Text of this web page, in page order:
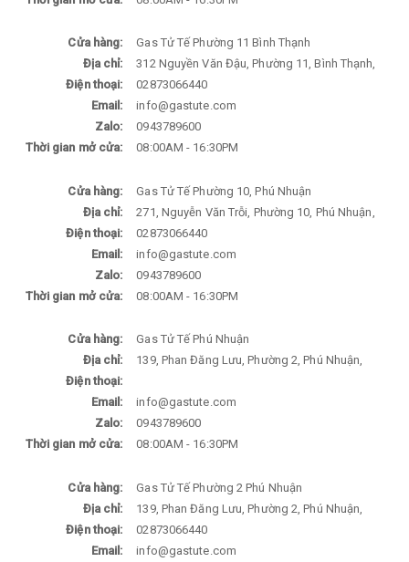
Cửa hàng:
Gas Tử Tế Phường 11 Bình Thạnh
Địa chỉ:
312 Nguyền Văn Đậu, Phường 11, Bình Thạnh,
Điện thoại:
02873066440
Email:
info@gastute.com
Zalo:
0943789600
Thời gian mở cửa:
08:00AM - 16:30PM
Cửa hàng:
Gas Tử Tế Phường 10, Phú Nhuận
Địa chỉ:
271, Nguyễn Văn Trỗi, Phường 10, Phú Nhuận,
Điện thoại:
02873066440
Email:
info@gastute.com
Zalo:
0943789600
Thời gian mở cửa:
08:00AM - 16:30PM
Cửa hàng:
Gas Tử Tế Phú Nhuận
Địa chỉ:
139, Phan Đăng Lưu, Phường 2, Phú Nhuận,
Điện thoại:
Email:
info@gastute.com
Zalo:
0943789600
Thời gian mở cửa:
08:00AM - 16:30PM
Cửa hàng:
Gas Tử Tế Phường 2 Phú Nhuận
Địa chỉ:
139, Phan Đăng Lưu, Phường 2, Phú Nhuận,
Điện thoại:
02873066440
Email:
info@gastute.com